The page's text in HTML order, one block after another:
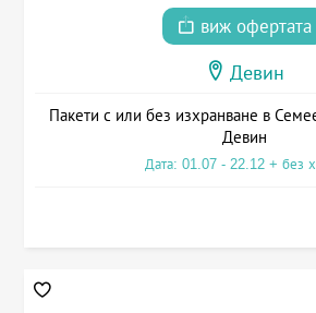
виж офертата
Девин
Пакети с или без изхранване в
Девин
Дата: 01.07 - 22.12 + без